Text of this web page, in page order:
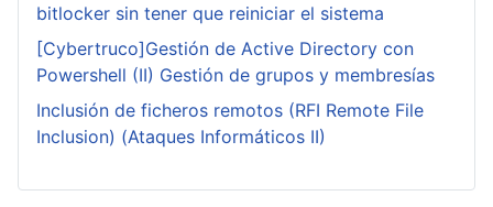
bitlocker sin tener que reiniciar el sistema
[Cybertruco]Gestión de Active Directory con
Powershell (II) Gestión de grupos y membresías
Inclusión de ficheros remotos (RFI Remote File
Inclusion) (Ataques Informáticos II)